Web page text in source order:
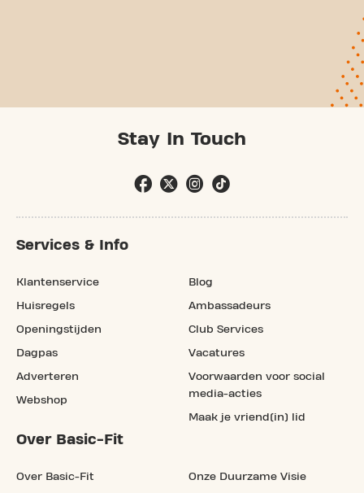
Stay In Touch
Services & Info
Klantenservice
Huisregels
Openingstijden
Dagpas
Adverteren
Webshop
Blog
Ambassadeurs
Club Services
Vacatures
Voorwaarden voor social
media-acties
Maak je vriend(in) lid
Over Basic-Fit
Over Basic-Fit Onze Duurzame Visie